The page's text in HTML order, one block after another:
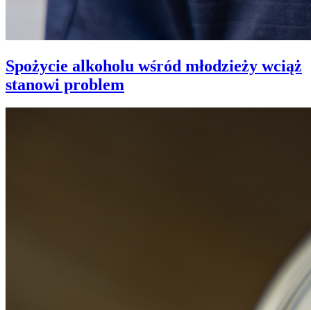
Spożycie alkoholu wśród młodzieży wciąż
stanowi problem